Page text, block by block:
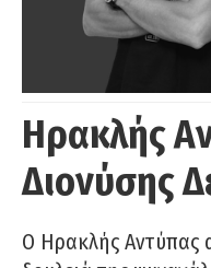
Ηρακλής
Διονύσης
Ο Ηρακλής Αντύπας